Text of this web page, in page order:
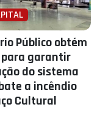
Público obtém
garantir
do sistema
a incêndio
Cultural